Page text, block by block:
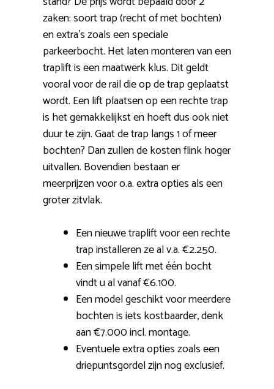
zaken: soort trap (recht of met bochten)
en extra’s zoals een speciale
parkeerbocht. Het laten monteren van een
traplift is een maatwerk klus. Dit geldt
vooral voor de rail die op de trap geplaatst
wordt. Een lift plaatsen op een rechte trap
is het gemakkelijkst en hoeft dus ook niet
duur te zijn. Gaat de trap langs 1 of meer
bochten? Dan zullen de kosten flink hoger
uitvallen. Bovendien bestaan er
meerprijzen voor o.a. extra opties als een
groter zitvlak.
Een nieuwe traplift voor een rechte
trap installeren ze al v.a. €2.250.
Een simpele lift met één bocht
vindt u al vanaf €6.100.
Een model geschikt voor meerdere
bochten is iets kostbaarder, denk
aan €7.000 incl. montage.
Eventuele extra opties zoals een
driepuntsgordel zijn nog exclusief.